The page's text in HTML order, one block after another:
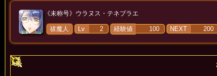
《未称号》 ウラヌス・テネブラエ
祓魔人 Lv 2 経験値 100 NEXT 200